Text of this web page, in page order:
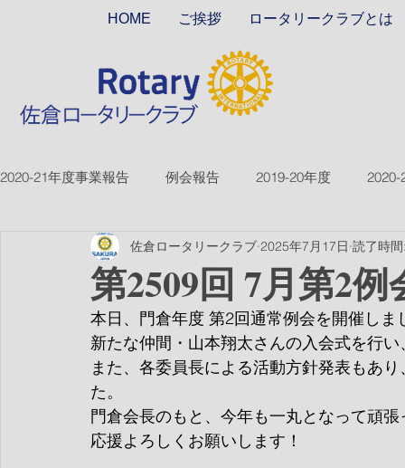
HOME ご挨拶 ロータリークラブとは
2020-21年度事業報告 例会報告 2019-20年度 2020-
2018-19ver2 2017-18ver2 2021-22年度
2026-27年度
第2509回 7月第2例
佐倉ロータリークラブ 2025年7月17日 読了時
本日、門倉年度 第2回通常例会を開催しま
新たな仲間・山本翔太さんの入会式を行
また、各委員長による活動方針発表もあ
た。
門倉会長のもと、今年も一丸となって頑
応援よろしくお願いします！